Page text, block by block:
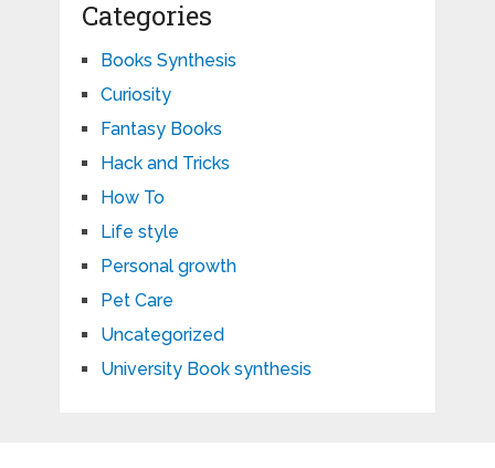
Categories
Books Synthesis
Curiosity
Fantasy Books
Hack and Tricks
How To
Life style
Personal growth
Pet Care
Uncategorized
University Book synthesis